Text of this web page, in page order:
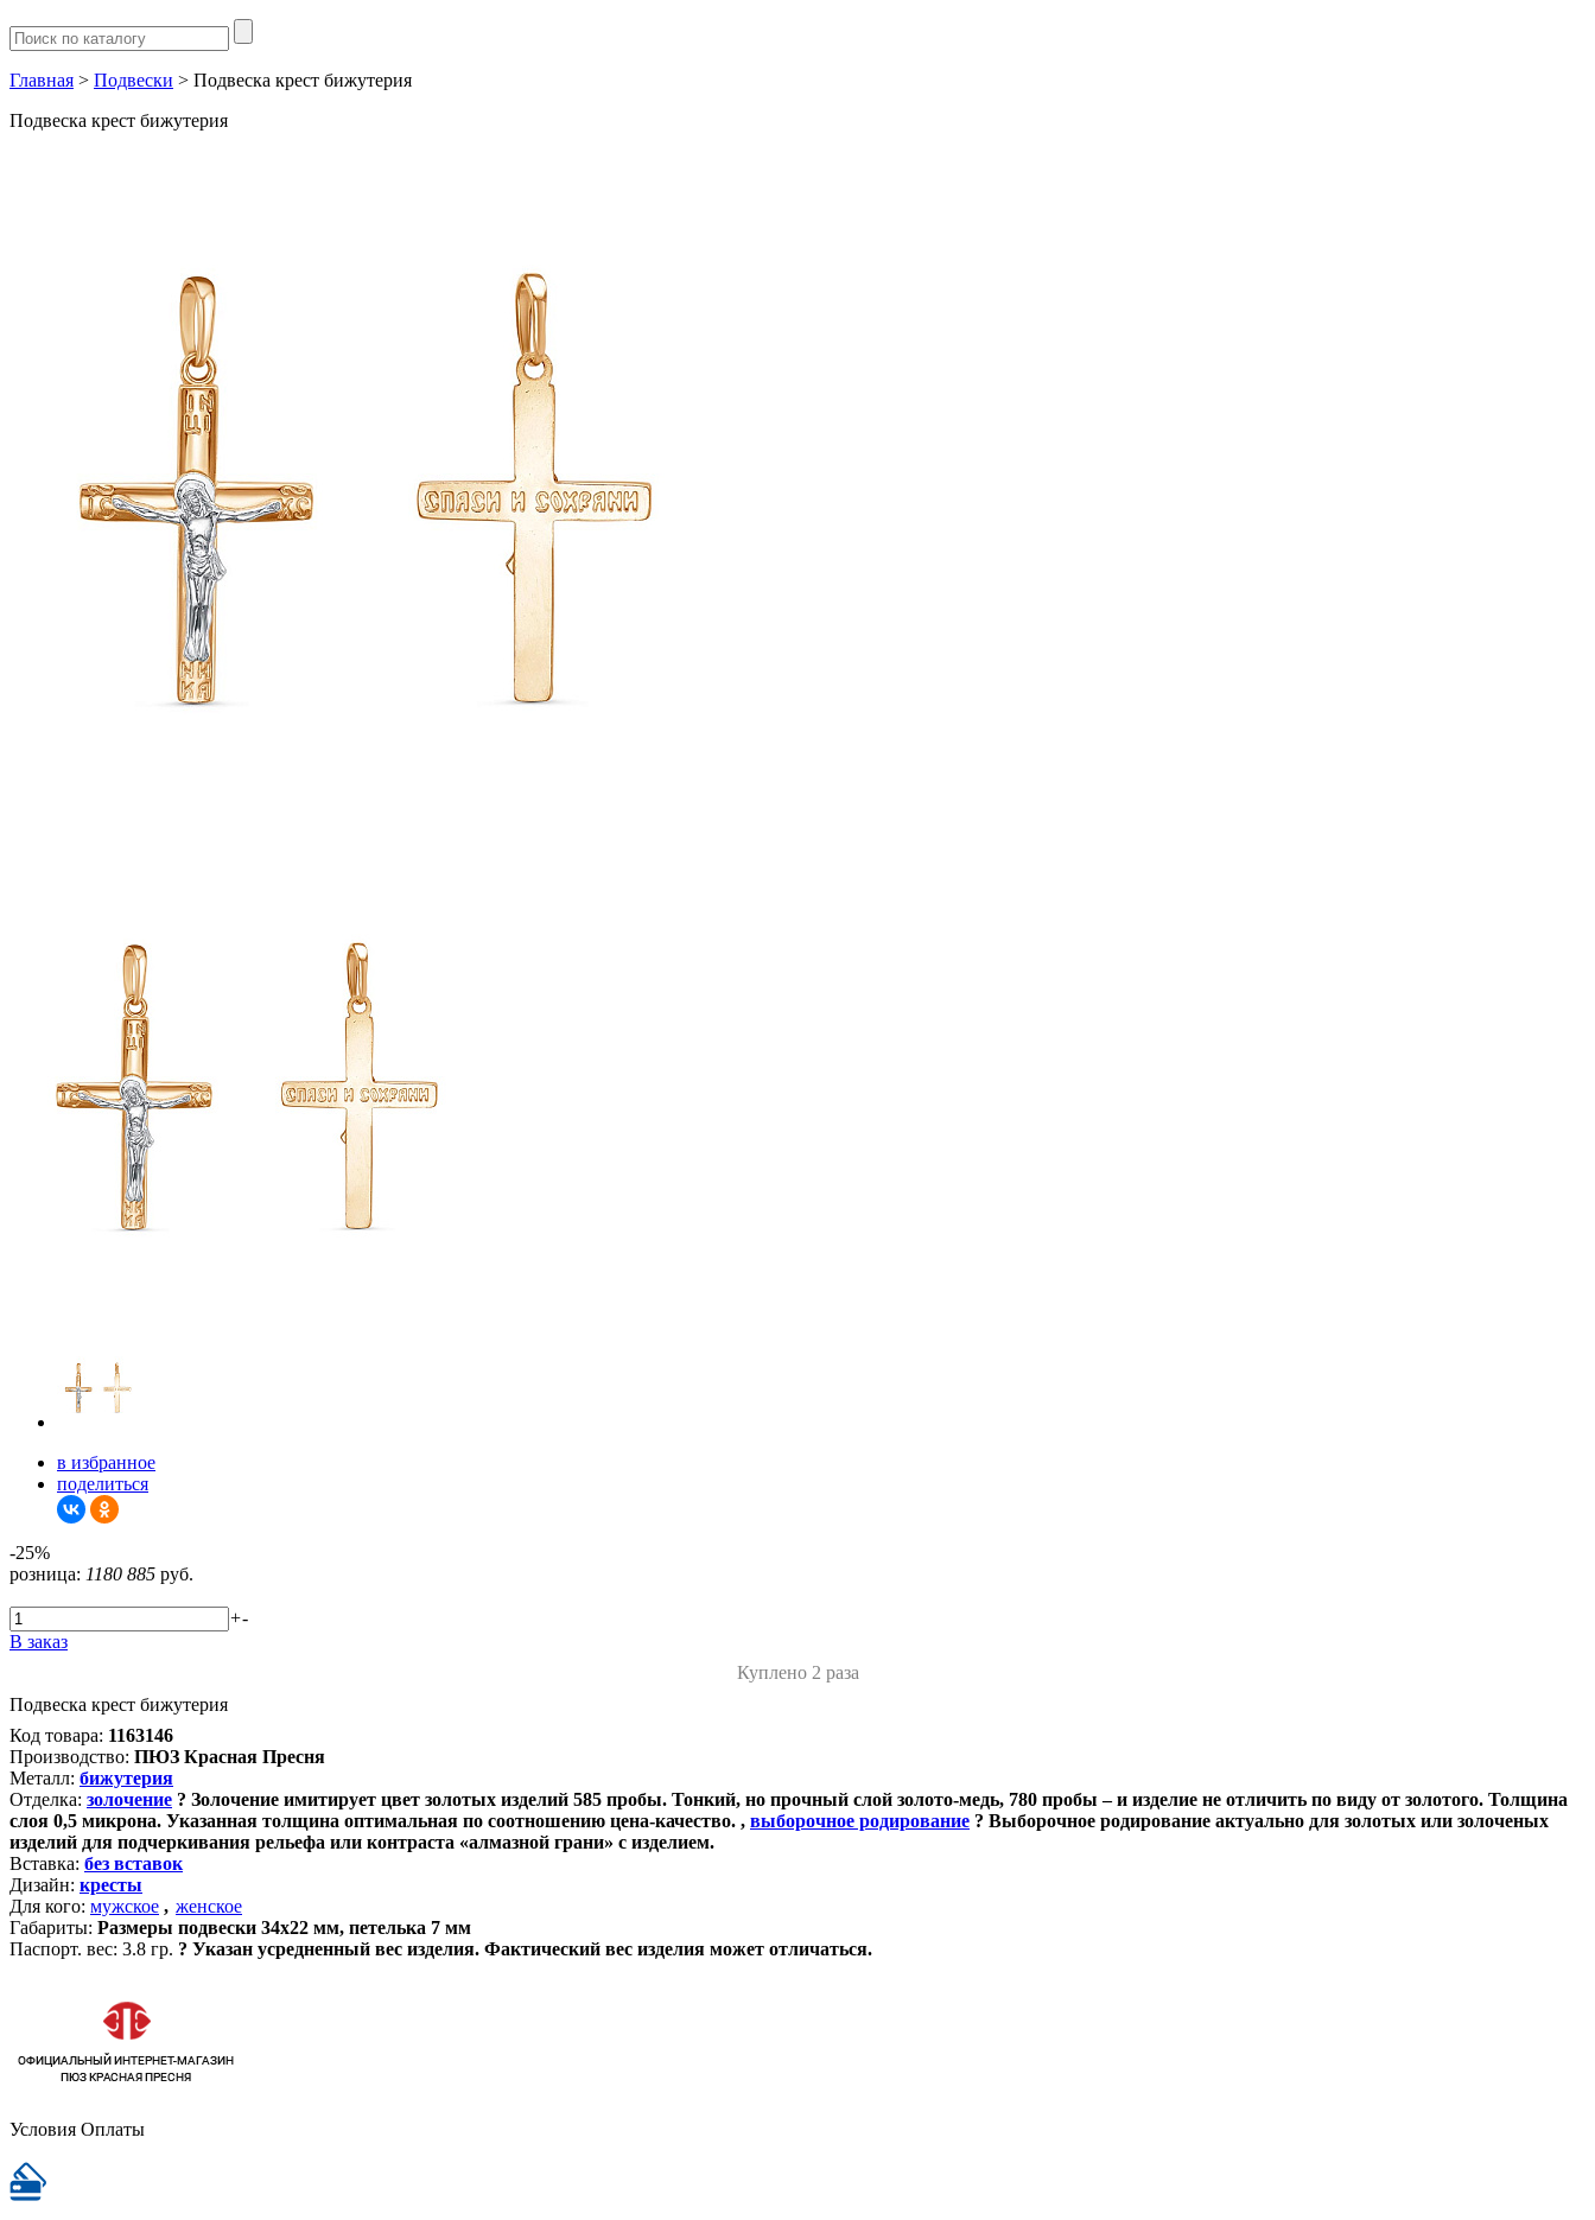
Главная > Подвески > Подвеска крест бижутерия
Подвеска крест бижутерия
в избранное
поделиться
-25%
розница: 1180 885 руб.
+-
В заказ
Куплено 2 раза
Подвеска крест бижутерия
Код товара: 1163146
Производство: ПЮЗ Красная Пресня
Металл: бижутерия
Отделка: золочение ? Золочение имитирует цвет золотых изделий 585 пробы. Тонкий, но прочный слой золото-медь, 780 пробы – и изделие не отличить по виду от золотого. Толщина
слоя 0,5 микрона. Указанная толщина оптимальная по соотношению цена-качество. , выборочное родирование ? Выборочное родирование актуально для золотых или золоченых
изделий для подчеркивания рельефа или контраста «алмазной грани» с изделием.
Вставка: без вставок
Дизайн: кресты
Для кого: мужское , женское
Габариты: Размеры подвески 34х22 мм, петелька 7 мм
Паспорт. вес: 3.8 гр. ? Указан усредненный вес изделия. Фактический вес изделия может отличаться.
Условия Оплаты